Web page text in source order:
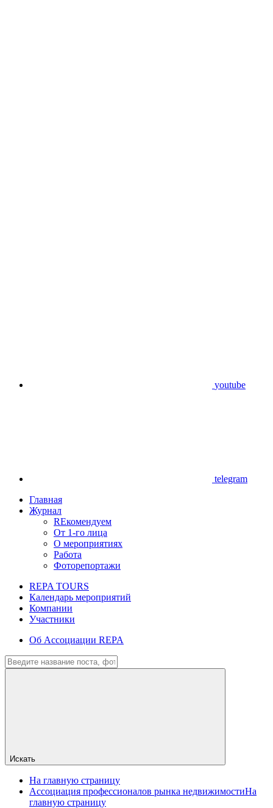
youtube
telegram
Главная
Журнал
REкомендуем
От 1-го лица
О мероприятиях
Работа
Фоторепортажи
REPA TOURS
Календарь мероприятий
Компании
Участники
Об Ассоциации REPA
Искать
На главную страницу
Ассоциация профессионалов рынка недвижимостиНа
главную страницу